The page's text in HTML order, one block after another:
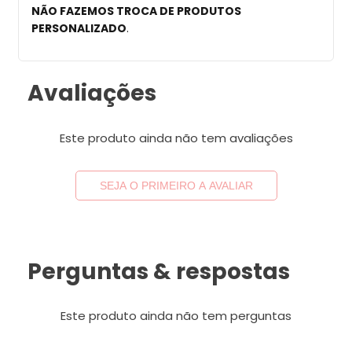
NÃO FAZEMOS TROCA DE PRODUTOS
PERSONALIZADO.
Avaliações
Este produto ainda não tem avaliações
SEJA O PRIMEIRO A AVALIAR
Perguntas & respostas
Este produto ainda não tem perguntas